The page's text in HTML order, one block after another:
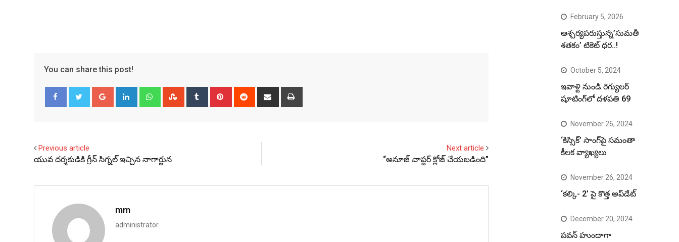
You can share this post!
Google+ LinkedIn WhatsappStumbleUpon
Tumblr Pinterest Reddit
Share
Previous article
యువ దర్శకుడికి గ్రీన్‌ సిగ్నల్‌ ఇచ్చిన నాగార్జున
Next article
“అనూజ్ చాప్టర్ క్లోజ్ చేయబడింది”
mm
administrator
February 5, 2026
ఆశ్చర్యపరుస్తున్న’సుమతీ
శతకం’ టికెట్ ధర..!
October 5, 2024
ఇవాళ్టి నుండి రెగ్యులర్
షూటింగ్‌లో దళపతి 69
November 26, 2024
‘కిస్సిక్’ సాంగ్‌పై సమంతా
కీలక వ్యాఖ్యలు
November 26, 2024
‘కల్కి- 2’ పై కొత్త అప్‌డేట్
December 20, 2024
పవన్ హుందాగా